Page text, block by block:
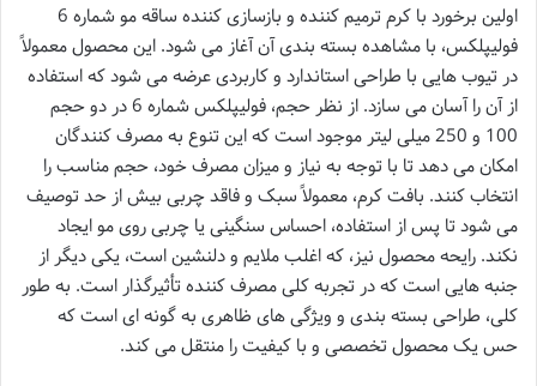
اولین برخورد با کرم ترمیم کننده و بازسازی کننده ساقه مو شماره 6
فولیپلکس، با مشاهده بسته بندی آن آغاز می شود. این محصول معمولاً
در تیوب هایی با طراحی استاندارد و کاربردی عرضه می شود که استفاده
از آن را آسان می سازد. از نظر حجم، فولیپلکس شماره 6 در دو حجم
100 و 250 میلی لیتر موجود است که این تنوع به مصرف کنندگان
امکان می دهد تا با توجه به نیاز و میزان مصرف خود، حجم مناسب را
انتخاب کنند. بافت کرم، معمولاً سبک و فاقد چربی بیش از حد توصیف
می شود تا پس از استفاده، احساس سنگینی یا چربی روی مو ایجاد
نکند. رایحه محصول نیز، که اغلب ملایم و دلنشین است، یکی دیگر از
جنبه هایی است که در تجربه کلی مصرف کننده تأثیرگذار است. به طور
کلی، طراحی بسته بندی و ویژگی های ظاهری به گونه ای است که
حس یک محصول تخصصی و با کیفیت را منتقل می کند.